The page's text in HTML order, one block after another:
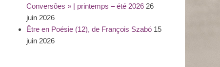
Conversões » | printemps – été 2026 26
juin 2026
Être en Poésie (12), de François Szabó 15
juin 2026